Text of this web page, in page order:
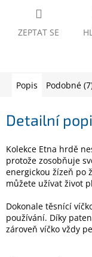
zahrada
a
notebooky
Elektronika
Domácnost
%
Black
ZEPTAT SE
Popis Podobné
Detailní
Kolekce Etna hrdě
protože zosobňuje
energickou žízeň po
můžete užívat život
Dokonale těsnící
používání. Díky
zároveň víčko vždy